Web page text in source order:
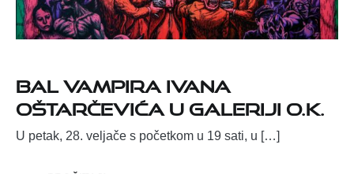
Bal Vampira Ivana
Oštarčevića u Galeriji O.K.
U petak, 28. veljače s početkom u 19 sati, u […]